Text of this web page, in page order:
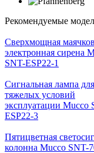
Рекомендуемые
Cверхмощная
электронная сирена
SNT-ESP22-1
Сигнальная лампа для
тяжелых условий
эксплуатации Mucco
ESP22-3
Пятицветная
колонна Mucco SNT-